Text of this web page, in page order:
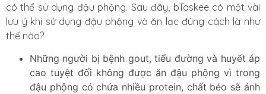
có thể sử dụng đậu phộng. Sau đây, bTaskee có một vài
lưu ý khi sử dụng đậu phộng và ăn lạc đúng cách là như
thế nào?
Những người bị bệnh gout, tiểu đường và huyết áp
cao tuyệt đối không được ăn đậu phộng vì trong
đậu phộng có chứa nhiều protein, chất béo sẽ ảnh